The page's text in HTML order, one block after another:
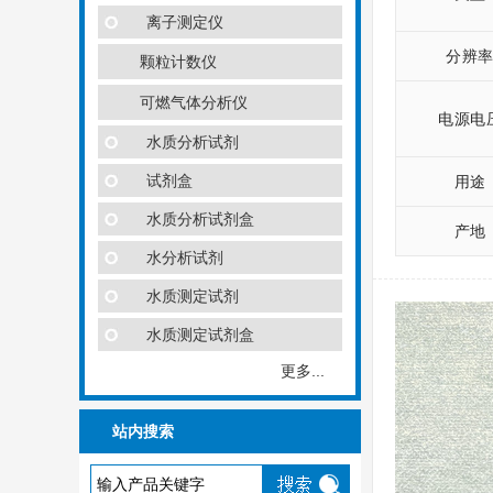
分辨率
电源电
用途
产地
离子测定仪
颗粒计数仪
可燃气体分析仪
水质分析试剂
试剂盒
水质分析试剂盒
水分析试剂
水质测定试剂
水质测定试剂盒
更多...
站内搜索